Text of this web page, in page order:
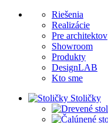
Riešenia
Realizácie
Pre architektov
Showroom
Produkty
DesignLAB
Kto sme
Stoličky